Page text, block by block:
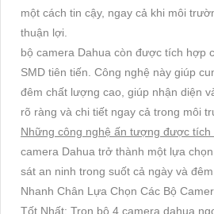
một cách tin cậy, ngay cả khi môi
thuận lợi.
bộ camera Dahua còn được tích hợp
SMD tiên tiến. Công nghệ này giúp
đêm chất lượng cao, giúp nhận diện
rõ ràng và chi tiết ngay cả trong môi
Những công nghệ ấn tượng được tích
camera Dahua trở thành một lựa
sát an ninh trong suốt cả ngày và đêm.
Nhanh Chân Lựa Chọn Các Bộ
Tốt Nhất: Trọn bộ 4 camera dahua